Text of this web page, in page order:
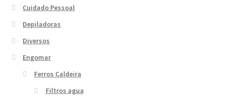
Cuidado Pessoal
Depiladoras
Diversos
Engomar
Ferros Caldeira
Filtros agua